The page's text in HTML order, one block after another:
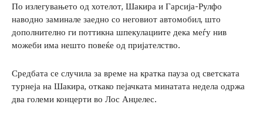
По излегувањето од хотелот, Шакира и Гарсија-Рулфо
наводно заминале заедно со неговиот автомобил, што
дополнително ги поттикна шпекулациите дека меѓу нив
можеби има нешто повеќе од пријателство.
Средбата се случила за време на кратка пауза од светската
турнеја на Шакира, откако пејачката минатата недела одржа
два големи концерти во Лос Анџелес.